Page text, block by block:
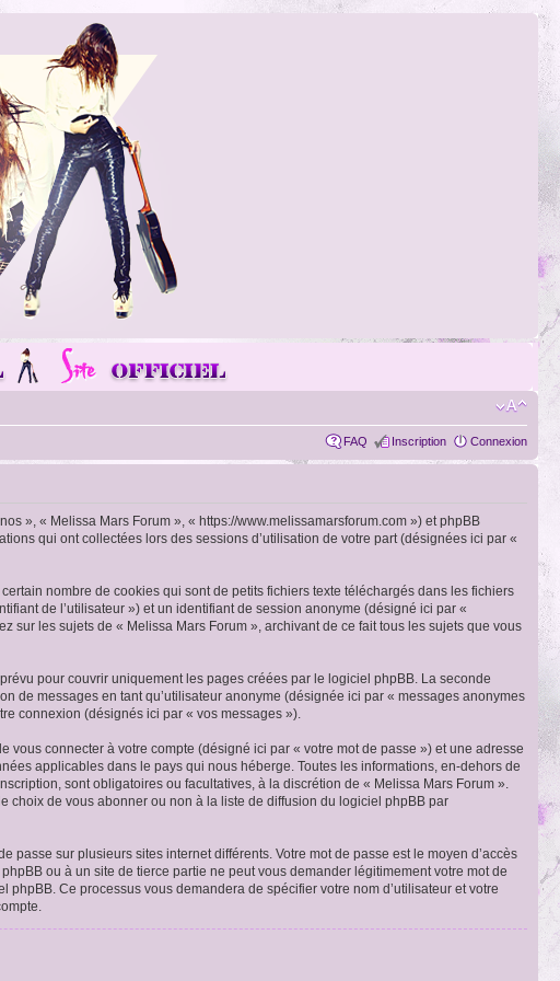
FAQ Inscription Connexion
», « Melissa Mars Forum », « https://www.melissamarsforum.com ») et phpBB
qui ont collectées lors des sessions d’utilisation de votre part (désignées ici par «
nombre de cookies qui sont de petits fichiers texte téléchargés dans les fichiers
de l’utilisateur ») et un identifiant de session anonyme (désigné ici par «
les sujets de « Melissa Mars Forum », archivant de ce fait tous les sujets que vous
pour couvrir uniquement les pages créées par le logiciel phpBB. La seconde
de messages en tant qu’utilisateur anonyme (désignée ici par « messages anonymes
connexion (désignés ici par « vos messages »).
connecter à votre compte (désigné ici par « votre mot de passe ») et une adresse
applicables dans le pays qui nous héberge. Toutes les informations, en-dehors de
sont obligatoires ou facultatives, à la discrétion de « Melissa Mars Forum ».
choix de vous abonner ou non à la liste de diffusion du logiciel phpBB par
sur plusieurs sites internet différents. Votre mot de passe est le moyen d’accès
ou à un site de tierce partie ne peut vous demander légitimement votre mot de
Ce processus vous demandera de spécifier votre nom d’utilisateur et votre